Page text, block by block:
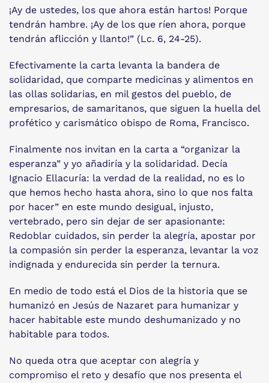
¡Ay de ustedes, los que ahora están hartos! Porque
tendrán hambre. ¡Ay de los que ríen ahora, porque
tendrán aflicción y llanto!” (Lc. 6, 24-25).
Efectivamente la carta levanta la bandera de
solidaridad, que comparte medicinas y alimentos en
las ollas solidarias, en mil gestos del pueblo, de
empresarios, de samaritanos, que siguen la huella del
profético y carismático obispo de Roma, Francisco.
Finalmente nos invitan en la carta a “organizar la
esperanza” y yo añadiría y la solidaridad. Decía
Ignacio Ellacuría: la verdad de la realidad, no es lo
que hemos hecho hasta ahora, sino lo que nos falta
por hacer” en este mundo desigual, injusto,
vertebrado, pero sin dejar de ser apasionante:
Redoblar cuidados, sin perder la alegría, apostar por
la compasión sin perder la esperanza, levantar la voz
indignada y endurecida sin perder la ternura.
En medio de todo está el Dios de la historia que se
humanizó en Jesús de Nazaret para humanizar y
hacer habitable este mundo deshumanizado y no
habitable para todos.
No queda otra que aceptar con alegría y
compromiso el reto y desafío que nos presenta el